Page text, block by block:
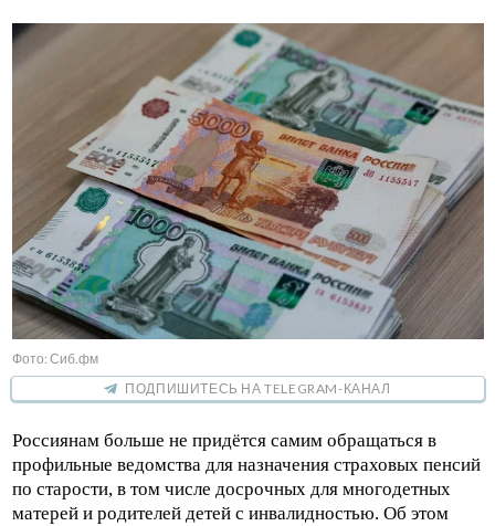
Фото: Сиб.фм
ПОДПИШИТЕСЬ НА TELEGRAM-КАНАЛ
Россиянам больше не придётся самим обращаться в
профильные ведомства для назначения страховых пенсий
по старости, в том числе досрочных для многодетных
матерей и родителей детей с инвалидностью. Об этом